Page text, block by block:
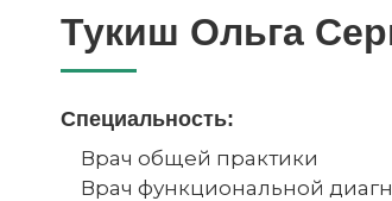
Тукиш Ольга
Специальность:
Врач общей практики
Врач функциональной